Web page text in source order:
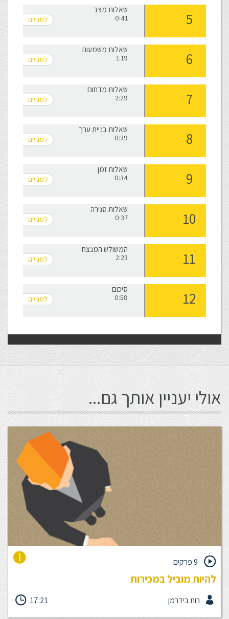
שאלות מצב
0:41
שאלות משמעות
1:19
שאלות מדחום
2:29
שאלות בניית ערך
0:39
שאלות זמן
0:34
שאלות סגירה
0:37
המשולש המנצח
2:23
סיכום
0:58
אולי יעניין אותך גם...
9 פרקים
להיות מוביל במכירות
בכל זמן נתון אנו מבצעים מכירה. בין אם מדובר במסר, רעיון, שירות או
מוצר. זו נקודת מוצא שחשוב שכל נותן שירות, מנהל או איש מכירות,
17:21 רות בידרמן